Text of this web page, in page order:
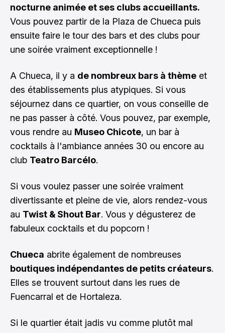
nocturne animée et ses clubs accueillants.
Vous pouvez partir de la Plaza de Chueca puis
ensuite faire le tour des bars et des clubs pour
une soirée vraiment exceptionnelle !
A Chueca, il y a de nombreux bars à thème et
des établissements plus atypiques. Si vous
séjournez dans ce quartier, on vous conseille de
ne pas passer à côté. Vous pouvez, par exemple,
vous rendre au Museo Chicote, un bar à
cocktails à l'ambiance années 30 ou encore au
club Teatro Barcélo.
Si vous voulez passer une soirée vraiment
divertissante et pleine de vie, alors rendez-vous
au Twist & Shout Bar. Vous y dégusterez de
fabuleux cocktails et du popcorn !
Chueca abrite également de nombreuses
boutiques indépendantes de petits créateurs.
Elles se trouvent surtout dans les rues de
Fuencarral et de Hortaleza.
Si le quartier était jadis vu comme plutôt mal